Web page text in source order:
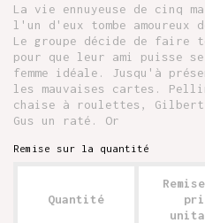
La vie ennuyeuse de cinq
l'un d'eux tombe amoureux
Le groupe décide de faire
pour que leur ami puisse
femme idéale. Jusqu'à
les mauvaises cartes.
chaise à roulettes, Gilbert
Gus un raté. Or
Remise sur la quantité
Quantité